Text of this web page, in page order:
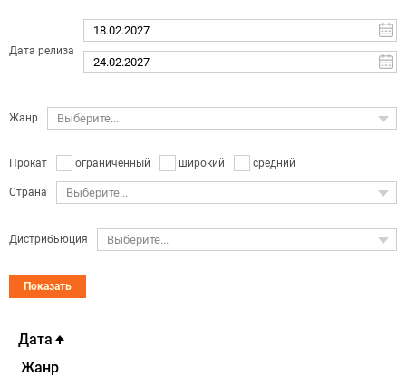
Дата релиза
Жанр Выберите...
Прокат ограниченный широкий средний
Страна Выберите...
Дистрибьюция Выберите...
Показать
Дата
Жанр